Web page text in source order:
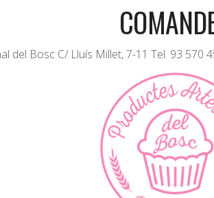
del Bosc C/ Lluís Millet, 7-11 Tel. 93 570